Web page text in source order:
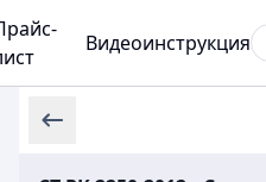
Видеоинструкция